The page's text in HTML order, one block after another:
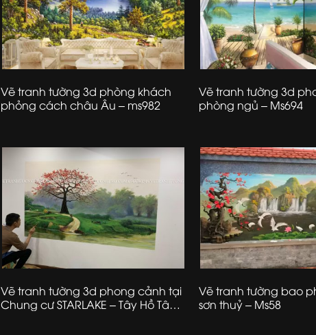
Vẽ tranh tường 3d phòng khách
phỏng cách châu Âu – ms982
Vẽ tranh tường 3d
phòng ngủ – Ms694
Vẽ tranh tường 3d phong cảnh tại
Chung cư STARLAKE – Tây Hồ Tây –
Vẽ tranh tường bao
sơn thuỷ – Ms58